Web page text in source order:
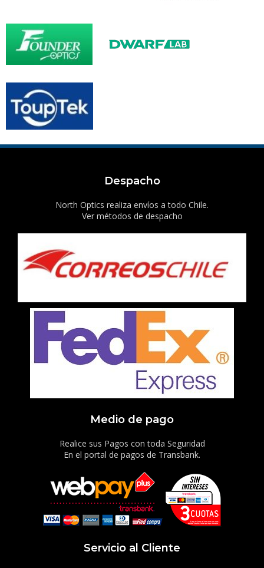
Despacho
North Optics realiza envíos a todo Chile.
Ver métodos de despacho
Medio de pago
Realice sus Pagos con toda Seguridad
En el portal de pagos de Transbank.
Servicio al Cliente